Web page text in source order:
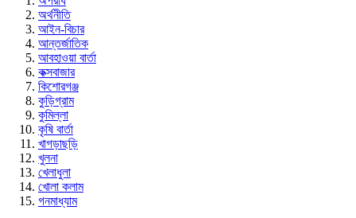
অর্থনীতি
আইন-বিচার
আন্তর্জাতিক
আবহাওয়া বার্তা
কক্সবাজার
কিশোরগঞ্জ
কুড়িগ্রাম
কুমিল্লা
কৃষি বার্তা
খাগড়াছড়ি
খুলনা
খেলাধুলা
খোলা কলাম
গনমাধ্যাম